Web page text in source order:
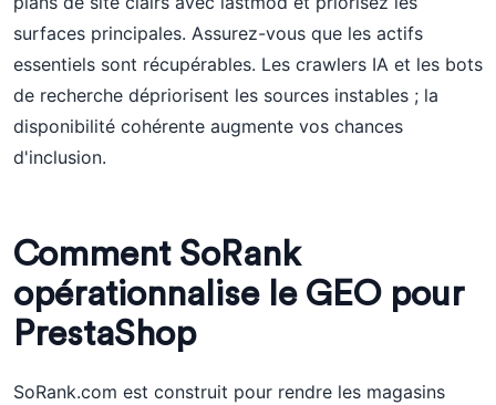
surfaces principales. Assurez-vous que les actifs
essentiels sont récupérables. Les crawlers IA et les bots
de recherche dépriorisent les sources instables ; la
disponibilité cohérente augmente vos chances
d'inclusion.
Comment SoRank
opérationnalise le GEO pour
PrestaShop
SoRank.com est construit pour rendre les magasins